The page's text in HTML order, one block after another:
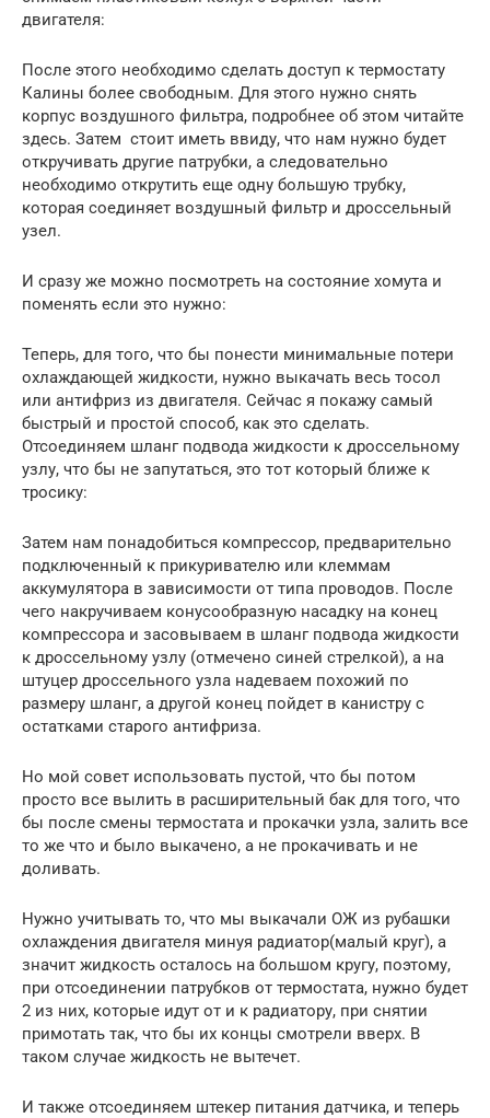
двигателя:
После этого необходимо сделать доступ к термостату
Калины более свободным. Для этого нужно снять
корпус воздушного фильтра, подробнее об этом читайте
здесь. Затем стоит иметь ввиду, что нам нужно будет
откручивать другие патрубки, а следовательно
необходимо открутить еще одну большую трубку,
которая соединяет воздушный фильтр и дроссельный
узел.
И сразу же можно посмотреть на состояние хомута и
поменять если это нужно:
Теперь, для того, что бы понести минимальные потери
охлаждающей жидкости, нужно выкачать весь тосол
или антифриз из двигателя. Сейчас я покажу самый
быстрый и простой способ, как это сделать.
Отсоединяем шланг подвода жидкости к дроссельному
узлу, что бы не запутаться, это тот который ближе к
тросику:
Затем нам понадобиться компрессор, предварительно
подключенный к прикуривателю или клеммам
аккумулятора в зависимости от типа проводов. После
чего накручиваем конусообразную насадку на конец
компрессора и засовываем в шланг подвода жидкости
к дроссельному узлу (отмечено синей стрелкой), а на
штуцер дроссельного узла надеваем похожий по
размеру шланг, а другой конец пойдет в канистру с
остатками старого антифриза.
Но мой совет использовать пустой, что бы потом
просто все вылить в расширительный бак для того, что
бы после смены термостата и прокачки узла, залить все
то же что и было выкачено, а не прокачивать и не
доливать.
Нужно учитывать то, что мы выкачали ОЖ из рубашки
охлаждения двигателя минуя радиатор(малый круг), а
значит жидкость осталось на большом кругу, поэтому,
при отсоединении патрубков от термостата, нужно будет
2 из них, которые идут от и к радиатору, при снятии
примотать так, что бы их концы смотрели вверх. В
таком случае жидкость не вытечет.
И также отсоединяем штекер питания датчика, и теперь